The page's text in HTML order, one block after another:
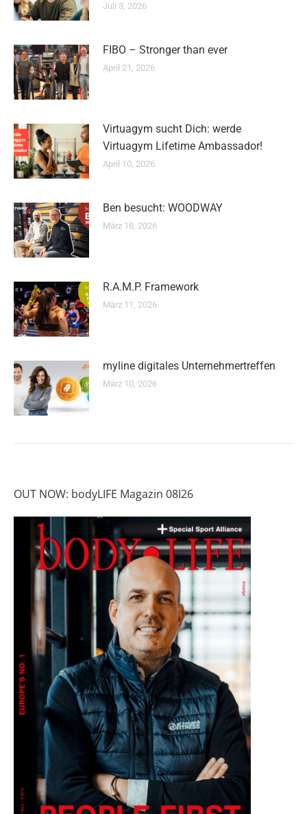
Juli 3, 2026
FIBO – Stronger than ever
April 21, 2026
Virtuagym sucht Dich: werde
Virtuagym Lifetime Ambassador!
April 10, 2026
Ben besucht: WOODWAY
März 18, 2026
R.A.M.P. Framework
März 11, 2026
myline digitales Unternehmertreffen
März 10, 2026
OUT NOW: bodyLIFE Magazin 08I26